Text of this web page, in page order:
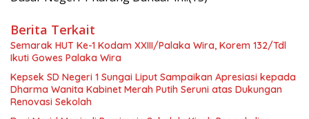
Berita Terkait
Semarak HUT Ke-1 Kodam XXIII/Palaka Wira, Korem 132/Tdl
Ikuti Gowes Palaka Wira
Kepsek SD Negeri 1 Sungai Liput Sampaikan Apresiasi kepada
Dharma Wanita Kabinet Merah Putih Seruni atas Dukungan
Renovasi Sekolah